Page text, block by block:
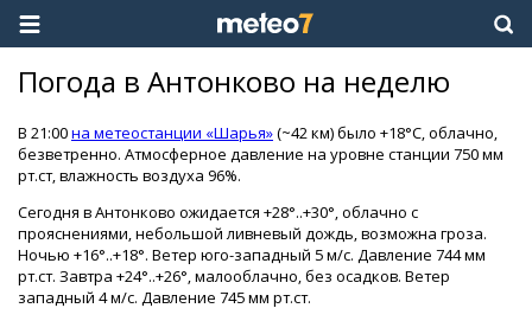
Погода в Антонково на неделю
В 21:00на метеостанции «Шарья»(~42 км) было +18°C, облачно,
безветренно. Атмосферное давление на уровне станции 750 мм
рт.ст, влажность воздуха 96%.
Сегодня в Антонково ожидается +28°..+30°, облачно с
прояснениями, небольшой ливневый дождь, возможна гроза.
Ночью +16°..+18°. Ветер юго-западный 5 м/с. Давление 744 мм
рт.ст. Завтра +24°..+26°, малооблачно, без осадков. Ветер
западный 4 м/с. Давление 745 мм рт.ст.